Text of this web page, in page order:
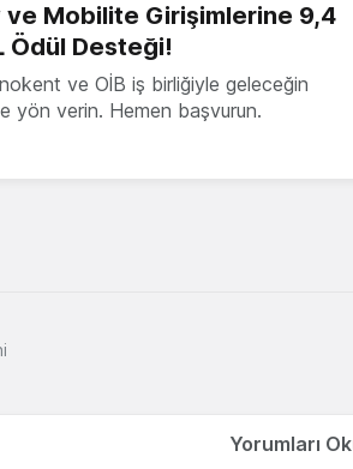
Mobilite Girişimlerine 9,4
Ödül Desteği!
ve OİB iş birliğiyle geleceğin
yön verin. Hemen başvurun.
Yorumları